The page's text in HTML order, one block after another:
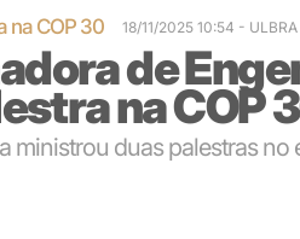
na COP 30 18/11/2025 10:54 - ULBRA
de
na COP
ministrou duas palestras no